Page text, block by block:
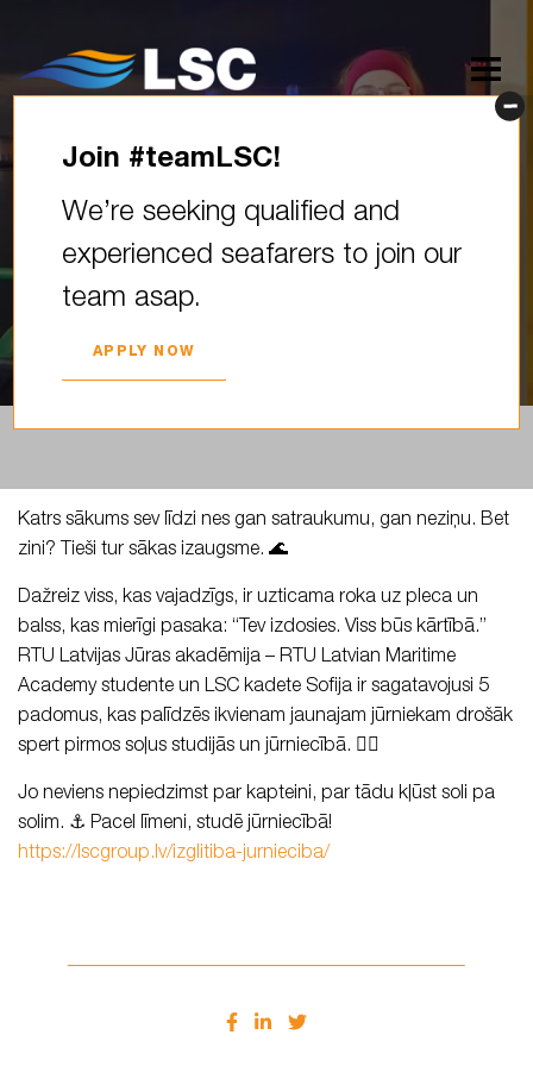
Katrs sākums sev līdzi nes
gan satraukumu, gan neziņu.
Bet zini? Tieši tur sākas…
Katrs sākums sev līdzi nes gan satraukumu, gan neziņu. Bet
zini? Tieši tur sākas izaugsme. 🌊
Dažreiz viss, kas vajadzīgs, ir uzticama roka uz pleca un
balss, kas mierīgi pasaka: “Tev izdosies. Viss būs kārtībā.”
RTU Latvijas Jūras akadēmija – RTU Latvian Maritime
Academy studente un LSC kadete Sofija ir sagatavojusi 5
padomus, kas palīdzēs ikvienam jaunajam jūrniekam drošāk
spert pirmos soļus studijās un jūrniecībā. ✍🏻
Jo neviens nepiedzimst par kapteini, par tādu kļūst soli pa
solim. ⚓️ Pacel līmeni, studē jūrniecībā!
https://lscgroup.lv/izglitiba-jurnieciba/
Join #teamLSC!
We’re seeking qualified and
experienced seafarers to join our
team asap.
APPLY NOW